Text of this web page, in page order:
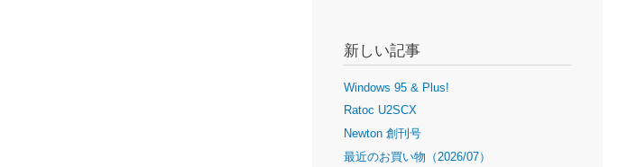
新しい記事
Windows 95 & Plus!
Ratoc U2SCX
Newton 創刊号
最近のお買い物（2026/07）